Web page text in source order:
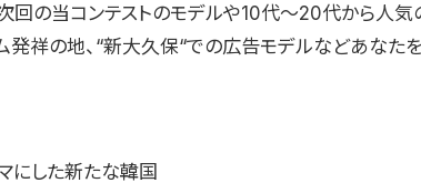
回の当コンテストのモデルや10代〜20代から人気
発祥の地、“新大久保“での広告モデルなどあなた
にした新たな韓国